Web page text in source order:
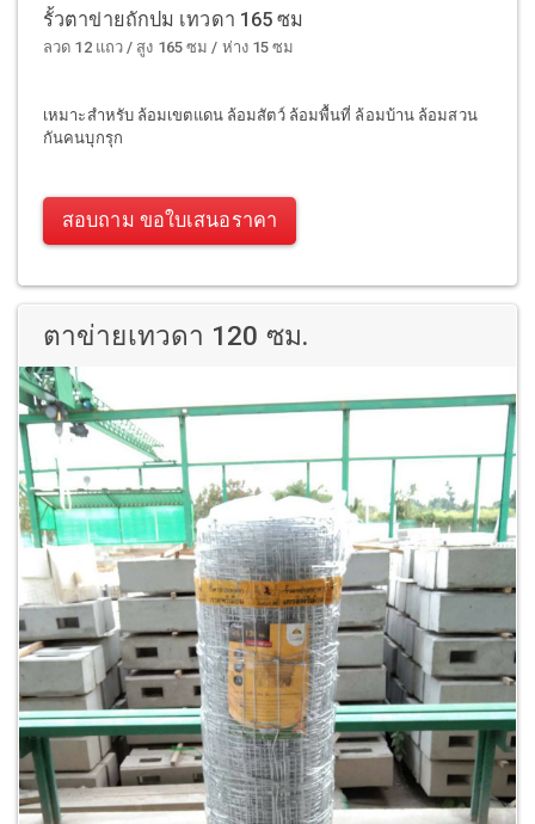
รั้วตาข่ายถักปม เทวดา 165 ซม
ลวด 12 แถว / สูง 165 ซม / ห่าง 15 ซม
เหมาะสำหรับ ล้อมเขตแดน ล้อมสัตว์ ล้อมพื้นที่ ล้อมบ้าน ล้อมสวน
กันคนบุกรุก
สอบถาม ขอใบเสนอราคา
ตาข่ายเทวดา 120 ซม.